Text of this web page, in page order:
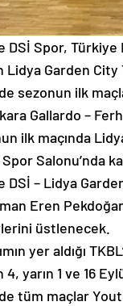
DSİ Spor, Türkiye
Lidya Garden
sezonun ilk
Gallardo –
ilk maçında
Salonu’nda
DSİ – Lidya
Eren
üstlenecek.
yer aldığı
4, yarın 1 ve 16
tüm maçlar